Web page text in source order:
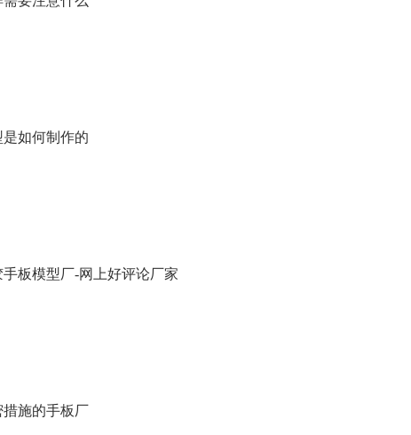
如何制作的
板模型厂-网上好评论厂家
措施的手板厂